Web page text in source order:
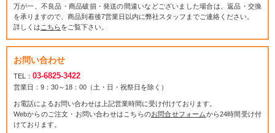
万が一、不良品・商品破損・発送の間違いなどございました場合は、返品・交換
を承りますので、商品到着後7営業日以内に弊社スタッフまでご連絡ください。
詳しくは こちらをご覧下さい。
お問い合わせ
TEL： 03-6825-3422
営業日：9：30～18：00（土・日・祝祭日を除く）
お電話によるお問い合わせは上記営業時間に受け付けております。
Webからのご注文・お問い合わせはこちらのお問合せフォームから24時間受け付
けております。